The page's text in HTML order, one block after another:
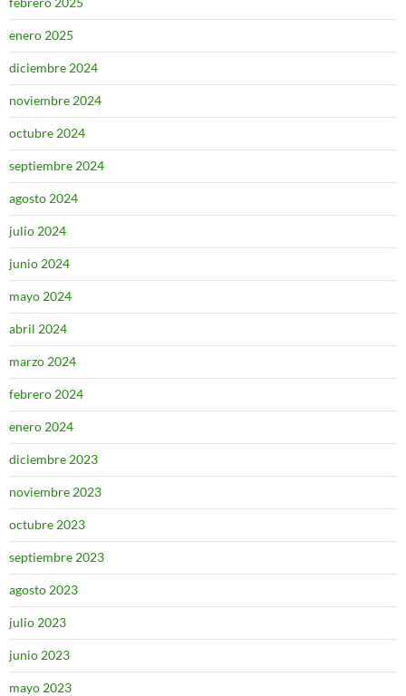
enero 2025
diciembre 2024
noviembre 2024
octubre 2024
septiembre 2024
agosto 2024
julio 2024
junio 2024
mayo 2024
abril 2024
marzo 2024
febrero 2024
enero 2024
diciembre 2023
noviembre 2023
octubre 2023
septiembre 2023
agosto 2023
julio 2023
junio 2023
mayo 2023